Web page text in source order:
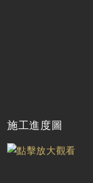
施工進度圖